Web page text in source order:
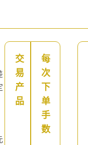
交
易
产
品
每
次
下
单
手
数